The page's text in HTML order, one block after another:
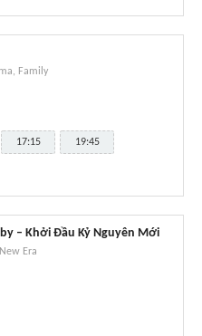
Family
17:15 19:45
– Khởi Đầu Kỷ Nguyên Mới
Era